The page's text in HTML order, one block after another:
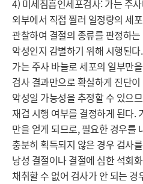
4) 미세침흡인세포검사: 가는 주
외부에서 직접 찔러 일정량의 세
관찰하여 결절의 종류를 판정하
악성인지 감별하기 위해 시행된
가는 주사 바늘로 세포의 일부만
검사 결과만으로 확실하게 진단
악성일 가능성을 추정할 수 있으
재검 시행 여부를 결정하게 된다.
만을 얻게 되므로, 필요한 경우를
충분히 획득되지 않은 경우 검사
낭성 결절이나 결절에 심한 석회
채취할 수 없어 검사가 안 되는 경